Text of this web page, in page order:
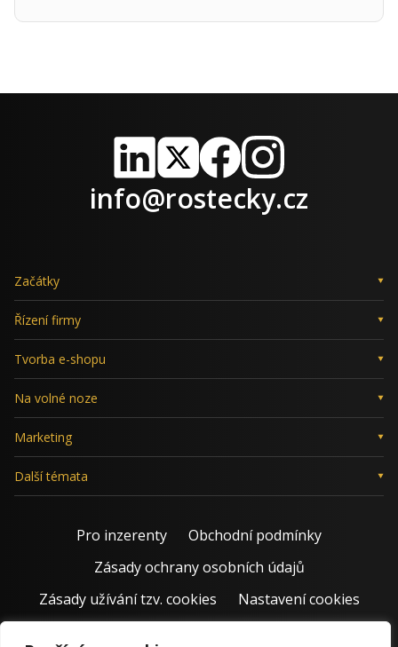
LinkedIn
X FacebookInstagram
info@rostecky.cz
Začátky
Řízení firmy
Tvorba e-shopu
Na volné noze
Marketing
Další témata
Pro inzerenty
Obchodní podmínky
Zásady ochrany osobních údajů
Zásady užívání tzv. cookies
Nastavení cookies